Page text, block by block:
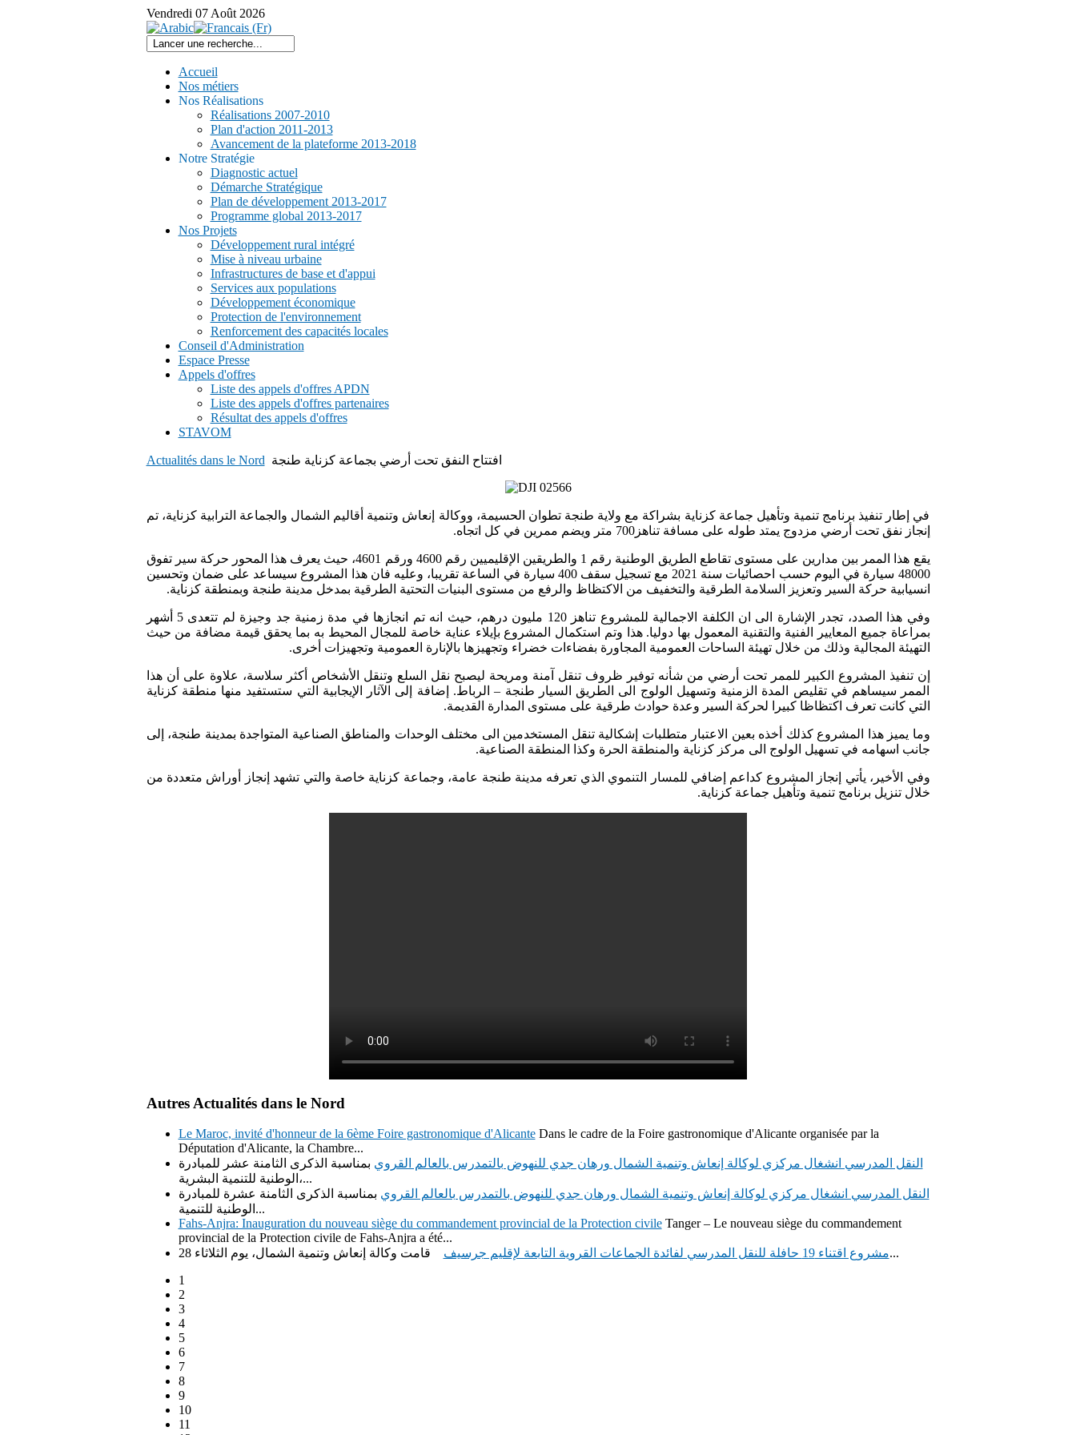
Vendredi 07 Août 2026
Accueil
Nos métiers
Nos Réalisations
Réalisations 2007-2010
Plan d'action 2011-2013
Avancement de la plateforme 2013-2018
Notre Stratégie
Diagnostic actuel
Démarche Stratégique
Plan de développement 2013-2017
Programme global 2013-2017
Nos Projets
Développement rural intégré
Mise à niveau urbaine
Infrastructures de base et d'appui
Services aux populations
Développement économique
Protection de l'environnement
Renforcement des capacités locales
Conseil d'Administration
Espace Presse
Appels d'offres
Liste des appels d'offres APDN
Liste des appels d'offres partenaires
Résultat des appels d'offres
STAVOM
Actualités dans le Nord افتتاح النفق تحت أرضي بجماعة كزناية طنجة
في إطار تنفيذ برنامج تنمية وتأهيل جماعة كزناية بشراكة مع ولاية طنجة تطوان الحسيمة، ووكالة إنعاش وتنمية أقاليم الشمال والجماعة الترابية كزناية، تم
إنجاز نفق تحت أرضي مزدوج يمتد طوله على مسافة تناهز700 متر ويضم ممرين في كل اتجاه.
يقع هذا الممر بين مدارين على مستوى تقاطع الطريق الوطنية رقم 1 والطريقين الإقليميين رقم 4600 ورقم 4601، حيث يعرف هذا المحور حركة سير تفوق
48000 سيارة في اليوم حسب احصائيات سنة 2021 مع تسجيل سقف 400 سيارة في الساعة تقريبا، وعليه فان هذا المشروع سيساعد على ضمان وتحسين
انسيابية حركة السير وتعزيز السلامة الطرقية والتخفيف من الاكتظاظ والرفع من مستوى البنيات التحتية الطرقية بمدخل مدينة طنجة وبمنطقة كزناية.
وفي هذا الصدد، تجدر الإشارة الى ان الكلفة الاجمالية للمشروع تناهز 120 مليون درهم، حيث انه تم انجازها في مدة زمنية جد وجيزة لم تتعدى 5 أشهر
بمراعاة جميع المعايير الفنية والتقنية المعمول بها دوليا. هذا وتم استكمال المشروع بإيلاء عناية خاصة للمجال المحيط به بما يحقق قيمة مضافة من حيث
التهيئة المجالية وذلك من خلال تهيئة الساحات العمومية المجاورة بفضاءات خضراء وتجهيزها بالإنارة العمومية وتجهيزات أخرى.
إن تنفيذ المشروع الكبير للممر تحت أرضي من شأنه توفير ظروف تنقل آمنة ومريحة ليصبح نقل السلع وتنقل الأشخاص أكثر سلاسة، علاوة على أن هذا
الممر سيساهم في تقليص المدة الزمنية وتسهيل الولوج الى الطريق السيار طنجة – الرباط. إضافة إلى الآثار الإيجابية التي ستستفيد منها منطقة كزناية
التي كانت تعرف اكتظاظا كبيرا لحركة السير وعدة حوادث طرقية على مستوى المدارة القديمة.
وما يميز هذا المشروع كذلك أخذه بعين الاعتبار متطلبات إشكالية تنقل المستخدمين الى مختلف الوحدات والمناطق الصناعية المتواجدة بمدينة طنجة، إلى
جانب اسهامه في تسهيل الولوج الى مركز كزناية والمنطقة الحرة وكذا المنطقة الصناعية.
وفي الأخير، يأتي إنجاز المشروع كداعم إضافي للمسار التنموي الذي تعرفه مدينة طنجة عامة، وجماعة كزناية خاصة والتي تشهد إنجاز أوراش متعددة من
خلال تنزيل برنامج تنمية وتأهيل جماعة كزناية.
Autres Actualités dans le Nord
Le Maroc, invité d'honneur de la 6ème Foire gastronomique d'AlicanteDans le cadre de la Foire gastronomique d'Alicante organisée par la
Députation d'Alicante, la Chambre...
النقل المدرسي انشغال مركزي لوكالة إنعاش وتنمية الشمال ورهان جدي للنهوض بالتمدرس بالعالم القروي بمناسبة الذكرى الثامنة عشر للمبادرة
الوطنية للتنمية البشرية،...
النقل المدرسي انشغال مركزي لوكالة إنعاش وتنمية الشمال ورهان جدي للنهوض بالتمدرس بالعالم القروي بمناسبة الذكرى الثامنة عشرة للمبادرة
الوطنية للتنمية...
Fahs-Anjra: Inauguration du nouveau siège du commandement provincial de la Protection civileTanger – Le nouveau siège du commandement
provincial de la Protection civile de Fahs-Anjra a été...
مشروع اقتناء 19 حافلة للنقل المدرسي لفائدة الجماعات القروية التابعة لإقليم جرسيفقامت وكالة إنعاش وتنمية الشمال، يوم الثلاثاء 28...
1
2
3
4
5
6
7
8
9
10
11